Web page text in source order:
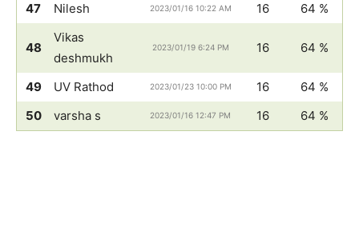
47
Nilesh 2023/01/16 10:22 AM 16 64 %
48
Vikas
deshmukh
2023/01/19 6:24 PM 16 64 %
49 UV Rathod 2023/01/23 10:00 PM 16
64 %
50
varsha s 2023/01/16 12:47 PM 16 64 %